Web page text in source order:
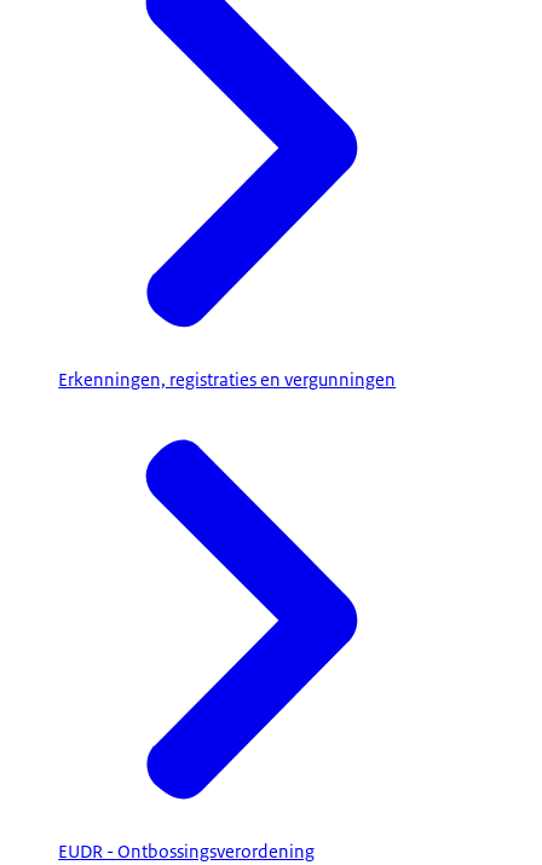
Erkenningen, registraties en vergunningen
EUDR - Ontbossingsverordening